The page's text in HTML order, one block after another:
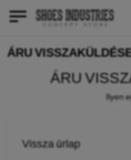
ÁRU
ÁRU
Ilyen
Vissza űrlap